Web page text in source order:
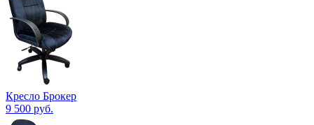
Кресло Брокер
9 500 руб.